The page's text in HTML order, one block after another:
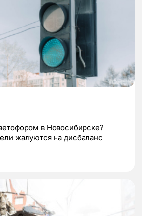
в Новосибирске?
жалуются на дисбаланс